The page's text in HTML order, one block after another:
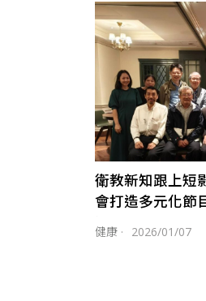
衛教新知跟上短
會打造多元化節
迷思
健康 · 2026/01/07